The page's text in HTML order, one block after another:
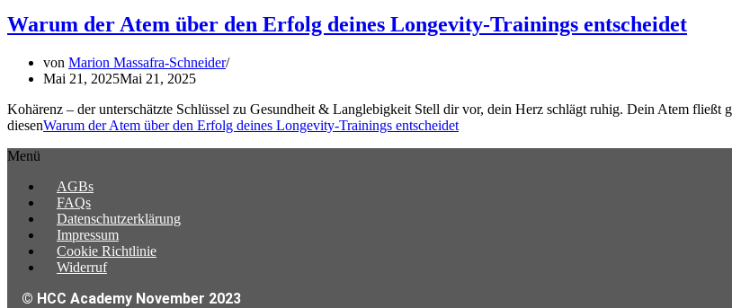
Warum der Atem über den Erfolg deines Longevity-Trainings entscheidet
von Marion Massafra-Schneider
Mai 21, 2025Mai 21, 2025
Kohärenz – der unterschätzte Schlüssel zu Gesundheit & Langlebigkeit Stell dir vor, dein Herz schlägt ruhig. Dein Atem
diesenWarum der Atem über den Erfolg deines Longevity-Trainings entscheidet
Menü
AGBs
FAQs
Datenschutzerklärung
Impressum
Cookie Richtlinie
Widerruf
© HCC Academy November 2023